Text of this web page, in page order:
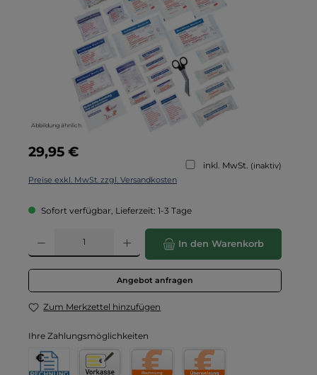
Abbildung ähnlich
Regulärer Preis:
29,95 €
inkl. MwSt. (inaktiv)
Preise exkl. MwSt. zzgl. Versandkosten
Sofort verfügbar, Lieferzeit: 1-3 Tage
Produkt Anzahl: Gib den gewünschten Wert ein oder benutze die
In den Warenkorb
Angebot anfragen
Zum Merkzettel hinzufügen
Ihre Zahlungsmöglichkeiten